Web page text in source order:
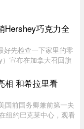
...
Hershey巧克力全
好先检查一下家里的零
宣布在加拿大召回旗
时加拿大（Hershey
正在 ...
相 和希拉里看
国前国务卿兼前第一夫
纽约巴克莱中心，观看